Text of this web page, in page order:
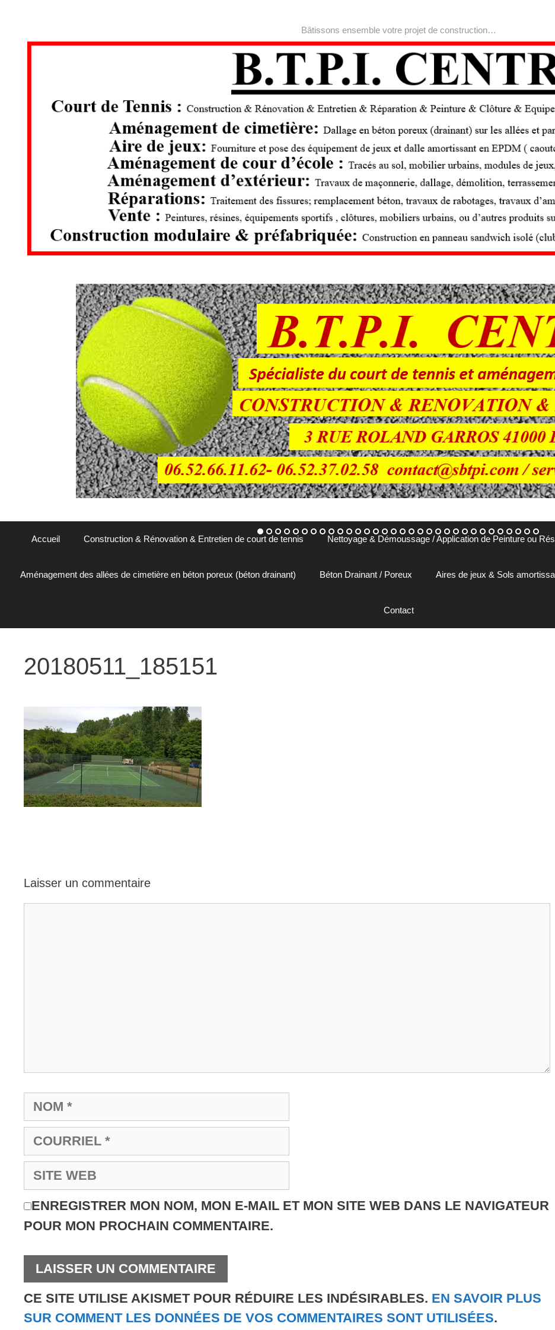
Bâtissons ensemble votre projet de construction…
Accueil
Construction & Rénovation & Entretien de court de tennis Nettoyage & Démoussage / Application de Peinture ou
Aménagement des allées de cimetière en béton poreux (béton drainant) Béton Drainant / Poreux Aires de jeux & Sols
Contact
20180511_185151
Laisser un commentaire
ENREGISTRER MON NOM, MON E-MAIL ET MON SITE WEB DANS LE NAVIGATEUR
POUR MON PROCHAIN COMMENTAIRE.
CE SITE UTILISE AKISMET POUR RÉDUIRE LES INDÉSIRABLES. EN SAVOIR PLUS
SUR COMMENT LES DONNÉES DE VOS COMMENTAIRES SONT UTILISÉES.